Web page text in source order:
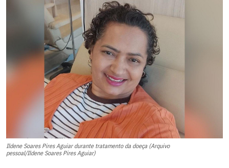
Ildene Soares Pires Aguiar durante tratamento da doeça (Arquivo
pessoal/Ildene Soares Pires Aguiar)